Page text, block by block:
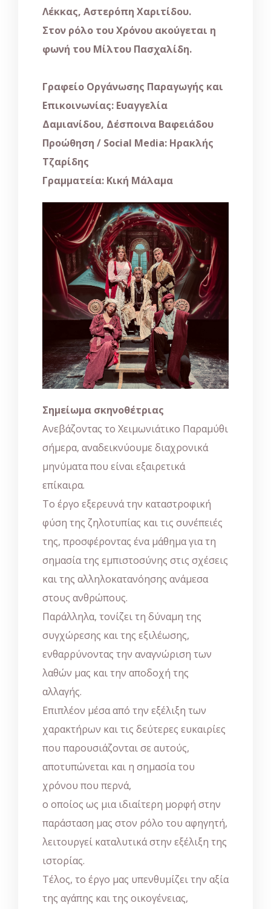
Λέκκας, Αστερόπη Χαριτίδου.
Στον ρόλο του Χρόνου ακούγεται η
φωνή του Μίλτου Πασχαλίδη.
Γραφείο Οργάνωσης Παραγωγής και
Επικοινωνίας: Ευαγγελία
Δαμιανίδου, Δέσποινα Βαφειάδου
Προώθηση / Social Media: Ηρακλής
Τζαρίδης
Γραμματεία: Κική Μάλαμα
Σημείωμα σκηνοθέτριας
Ανεβάζοντας το Χειμωνιάτικο Παραμύθι
σήμερα, αναδεικνύουμε διαχρονικά
μηνύματα που είναι εξαιρετικά
επίκαιρα.
Το έργο εξερευνά την καταστροφική
φύση της ζηλοτυπίας και τις συνέπειές
της, προσφέροντας ένα μάθημα για τη
σημασία της εμπιστοσύνης στις σχέσεις
και της αλληλοκατανόησης ανάμεσα
στους ανθρώπους.
Παράλληλα, τονίζει τη δύναμη της
συγχώρεσης και της εξιλέωσης,
ενθαρρύνοντας την αναγνώριση των
λαθών μας και την αποδοχή της
αλλαγής.
Επιπλέον μέσα από την εξέλιξη των
χαρακτήρων και τις δεύτερες ευκαιρίες
που παρουσιάζονται σε αυτούς,
αποτυπώνεται και η σημασία του
χρόνου που περνά,
ο οποίος ως μια ιδιαίτερη μορφή στην
παράσταση μας στον ρόλο του αφηγητή,
λειτουργεί καταλυτικά στην εξέλιξη της
ιστορίας.
Τέλος, το έργο μας υπενθυμίζει την αξία
της αγάπης και της οικογένειας,